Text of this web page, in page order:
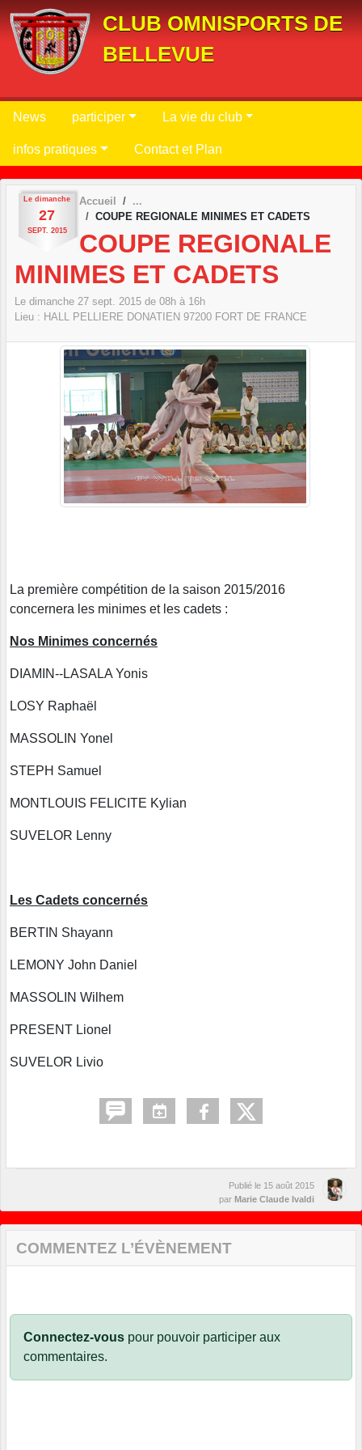
CLUB OMNISPORTS DE
BELLEVUE
News participer La vie du club
infos pratiques Contact et Plan
Le dimanche
27
SEPT. 2015
Accueil
COUPE REGIONALE MINIMES ET CADETS
COUPE REGIONALE
MINIMES ET CADETS
Le dimanche 27 sept. 2015 de 08h à 16h
Lieu : HALL PELLIERE DONATIEN 97200 FORT DE FRANCE
La première compétition de la saison 2015/2016
concernera les minimes et les cadets :
Nos Minimes concernés
DIAMIN--LASALA Yonis
LOSY Raphaël
MASSOLIN Yonel
STEPH Samuel
MONTLOUIS FELICITE Kylian
SUVELOR Lenny
Les Cadets concernés
BERTIN Shayann
LEMONY John Daniel
MASSOLIN Wilhem
PRESENT Lionel
SUVELOR Livio
Publié le 15 août 2015
par Marie Claude Ivaldi
COMMENTEZ L’ÉVÈNEMENT
Connectez-vous pour pouvoir participer aux
commentaires.
Panneau de gestion des cookies